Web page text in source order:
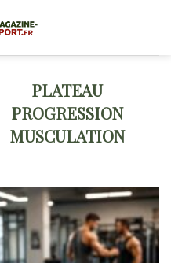
PLATEAU
PROGRESSION
MUSCULATION